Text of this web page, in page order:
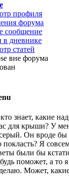
профиля
форума
сообщение
в дневнике
статей
знает, какие
для крыши? У
Он вроде бы
покласть? Я
были бы
поможет, а то
Может,